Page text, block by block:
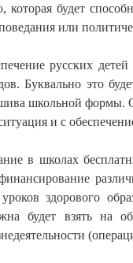
которая будет
или
русских
Буквально это
школьной формы.
и с
в школах
уроков здорового
будет взять на